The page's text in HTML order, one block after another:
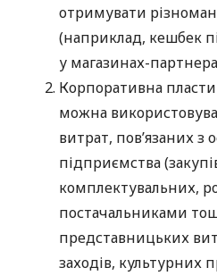
отримувати
(наприклад, кешбек
у магазинах-
Корпоративна
можна
витрат, пов’язаних з
підприємства
комплектувальних,
постачальниками
представницьких
заходів, культурних